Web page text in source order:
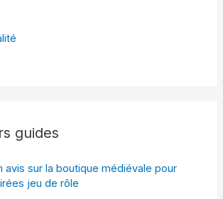
guides
avis sur la boutique médiévale pour
jeu de rôle